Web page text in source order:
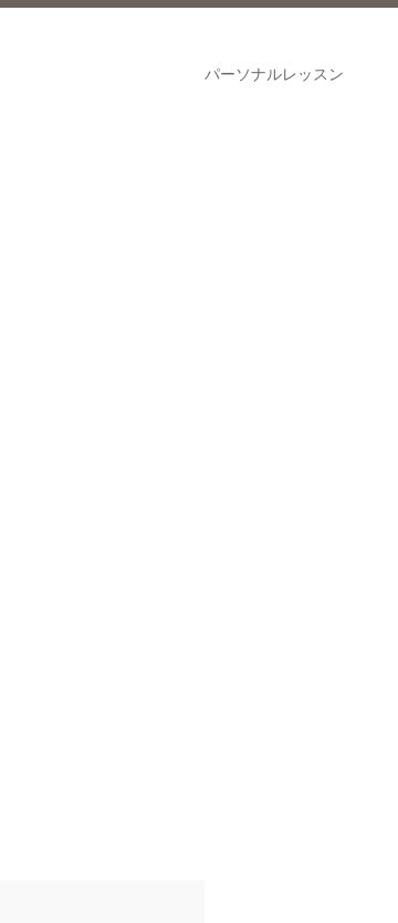
パーソナルレッスン